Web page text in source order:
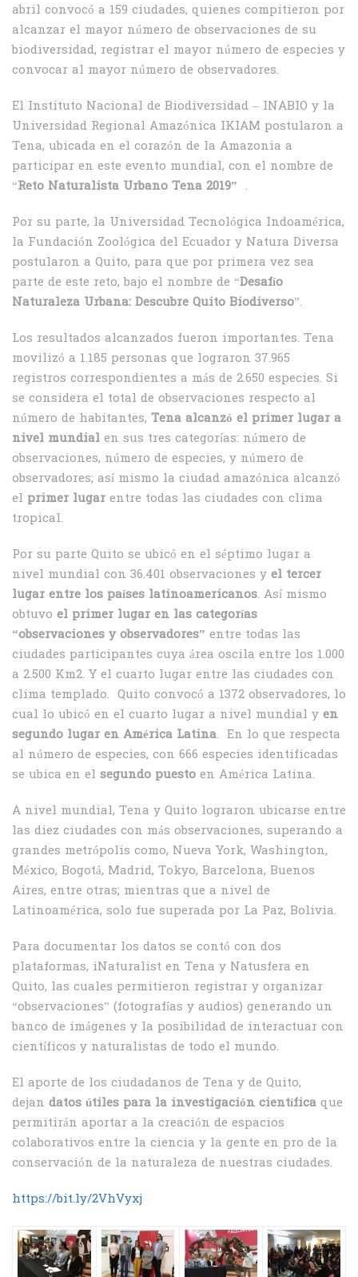
abril convocó a 159 ciudades, quienes compitieron por
alcanzar el mayor número de observaciones de su
biodiversidad, registrar el mayor número de especies y
convocar al mayor número de observadores.
El Instituto Nacional de Biodiversidad – INABIO y la
Universidad Regional Amazónica IKIAM postularon a
Tena, ubicada en el corazón de la Amazonia a
participar en este evento mundial, con el nombre de
“Reto Naturalista Urbano Tena 2019” .
Por su parte, la Universidad Tecnológica Indoamérica,
la Fundación Zoológica del Ecuador y Natura Diversa
postularon a Quito, para que por primera vez sea
parte de este reto, bajo el nombre de “Desafío
Naturaleza Urbana: Descubre Quito Biodiverso”.
Los resultados alcanzados fueron importantes. Tena
movilizó a 1.185 personas que lograron 37.965
registros correspondientes a más de 2.650 especies. Si
se considera el total de observaciones respecto al
número de habitantes, Tena alcanzó el primer lugar a
nivel mundial en sus tres categorías: número de
observaciones, número de especies, y número de
observadores; así mismo la ciudad amazónica alcanzó
el primer lugar entre todas las ciudades con clima
tropical.
Por su parte Quito se ubicó en el séptimo lugar a
nivel mundial con 36.401 observaciones y el tercer
lugar entre los países latinoamericanos. Así mismo
obtuvo el primer lugar en las categorías
“observaciones y observadores” entre todas las
ciudades participantes cuya área oscila entre los 1.000
a 2.500 Km2. Y el cuarto lugar entre las ciudades con
clima templado. Quito convocó a 1372 observadores, lo
cual lo ubicó en el cuarto lugar a nivel mundial y en
segundo lugar en América Latina. En lo que respecta
al número de especies, con 666 especies identificadas
se ubica en el segundo puesto en América Latina.
A nivel mundial, Tena y Quito lograron ubicarse entre
las diez ciudades con más observaciones, superando a
grandes metrópolis como, Nueva York, Washington,
México, Bogotá, Madrid, Tokyo, Barcelona, Buenos
Aires, entre otras; mientras que a nivel de
Latinoamérica, solo fue superada por La Paz, Bolivia.
Para documentar los datos se contó con dos
plataformas, iNaturalist en Tena y Natusfera en
Quito, las cuales permitieron registrar y organizar
“observaciones” (fotografías y audios) generando un
banco de imágenes y la posibilidad de interactuar con
científicos y naturalistas de todo el mundo.
El aporte de los ciudadanos de Tena y de Quito,
dejan datos útiles para la investigación científica que
permitirán aportar a la creación de espacios
colaborativos entre la ciencia y la gente en pro de la
conservación de la naturaleza de nuestras ciudades.
https://bit.ly/2VhVyxj